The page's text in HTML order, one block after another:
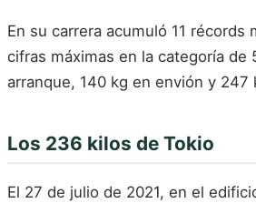
En su carrera acumuló 11 récords
cifras máximas en la categoría de
arranque, 140 kg en envión y 247
Los 236 kilos de Tokio
El 27 de julio de 2021, en el